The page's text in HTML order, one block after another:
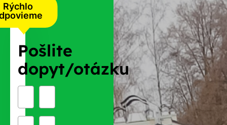
Rýchlo
Pošlite
dopyt/otázku